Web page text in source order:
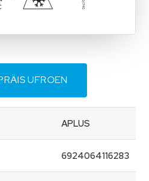
UFROEN
APLUS
6924064116283